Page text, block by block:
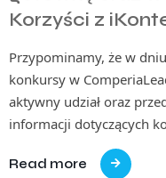
Korzyści z
Przypominamy, że w
konkursy w
aktywny udział oraz
informacji dotyczących
Read more